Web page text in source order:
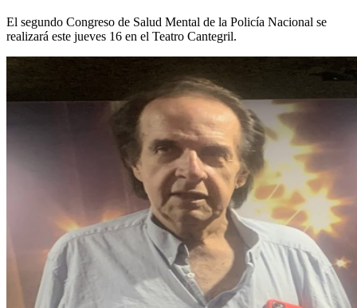
El segundo Congreso de Salud Mental de la Policía Nacional se
realizará este jueves 16 en el Teatro Cantegril.